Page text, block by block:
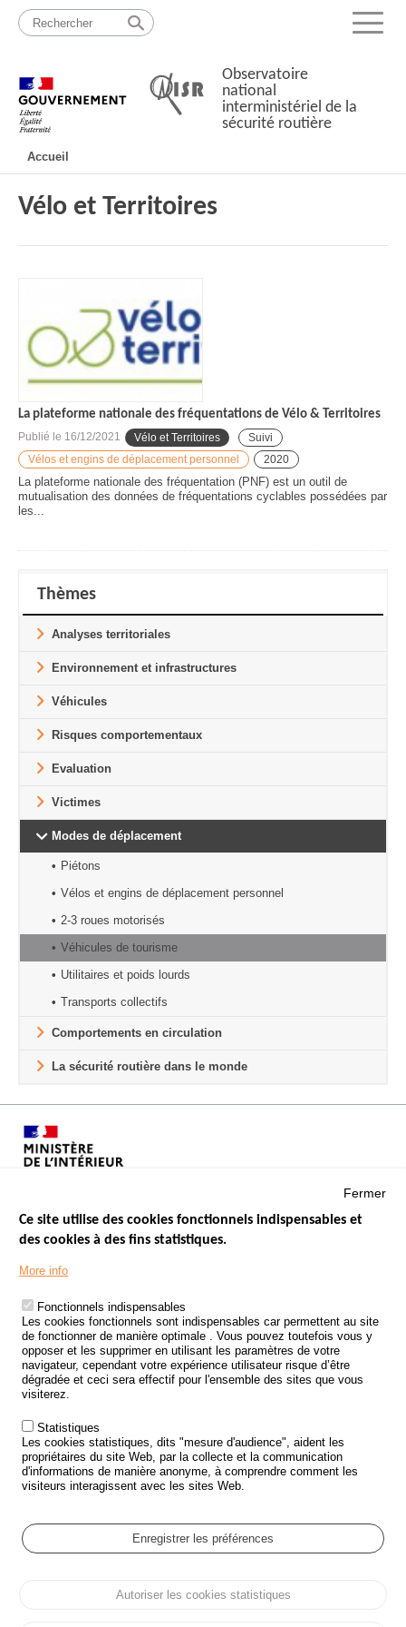
Passer
contenu
Menu
Observatoire
national
interministériel de la
sécurité routière
principale
Accueil
Vélo et Territoires
La plateforme nationale des fréquentations de Vélo & Territoires
Publié le 16/12/2021 Vélo et Territoires
Suivi
Vélos et engins de déplacement personnel
2020
La plateforme nationale des fréquentation (PNF) est un outil de
mutualisation des données de fréquentations cyclables possédées par
les...
Thèmes
Analyses territoriales
Environnement et infrastructures
Véhicules
Risques comportementaux
Evaluation
Victimes
Modes de déplacement
Piétons
Vélos et engins de déplacement personnel
2-3 roues motorisés
Véhicules de tourisme
Utilitaires et poids lourds
Transports collectifs
Comportements en circulation
La sécurité routière dans le monde
Menu
Footer
LES SITES PUBLICS
ÉTAT DE L’INSÉCURITÉ ROUTIÈRE
TRAITEMENT DES DONNÉES PERSONNELLES DES ACCIDENTS DE
LA ROUTE
ETUDES ET RECHERCHES
APPEL À PROJETS
POLITIQUE DE SÉCURITÉ ROUTIÈRE
Outils
AGENDA
GLOSSAIRE
Cookie settings
Protection des données personnelles et Cookies
Fermer
Ce site utilise des cookies fonctionnels indispensables et
des cookies à des fins statistiques.
More info
Fonctionnels indispensables
Les cookies fonctionnels sont indispensables car permettent au site
de fonctionner de manière optimale . Vous pouvez toutefois vous y
opposer et les supprimer en utilisant les paramètres de votre
navigateur, cependant votre expérience utilisateur risque d’être
dégradée et ceci sera effectif pour l'ensemble des sites que vous
visiterez.
Statistiques
Les cookies statistiques, dits "mesure d'audience", aident les
propriétaires du site Web, par la collecte et la communication
d'informations de manière anonyme, à comprendre comment les
visiteurs interagissent avec les sites Web.
Enregistrer les préférences
Autoriser les cookies statistiques